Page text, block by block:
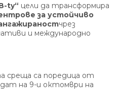
ty“ цели да трансформира
за устойчиво
чрез
и международно
среща са поредица от
на 9-и октомври на